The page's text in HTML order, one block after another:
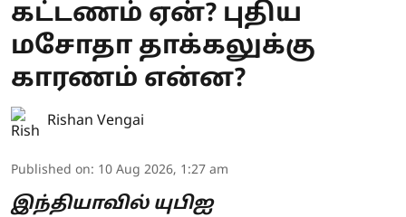
கட்டணம் ஏன்? புதிய
மசோதா தாக்கலுக்கு
காரணம் என்ன?
Rishan Vengai
Published on: 10 Aug 2026, 1:27 am
இந்தியாவில் யுபிஐ